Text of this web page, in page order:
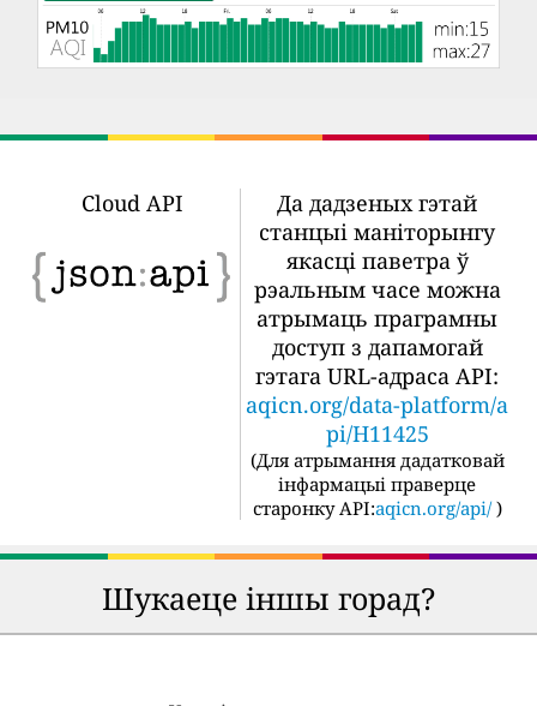
Cloud API
Да дадзеных гэтай
станцыі маніторынгу
якасці паветра ў
рэальным часе можна
атрымаць праграмны
доступ з дапамогай
гэтага URL-адраса API:
aqicn.org/data-platform/a
pi/H11425
(Для атрымання дадатковай
інфармацыі праверце
старонку API:aqicn.org/api/ )
Шукаеце іншы горад?